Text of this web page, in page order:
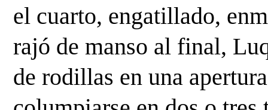
el cuarto, engatillado,
rajó de manso al final,
de rodillas en una